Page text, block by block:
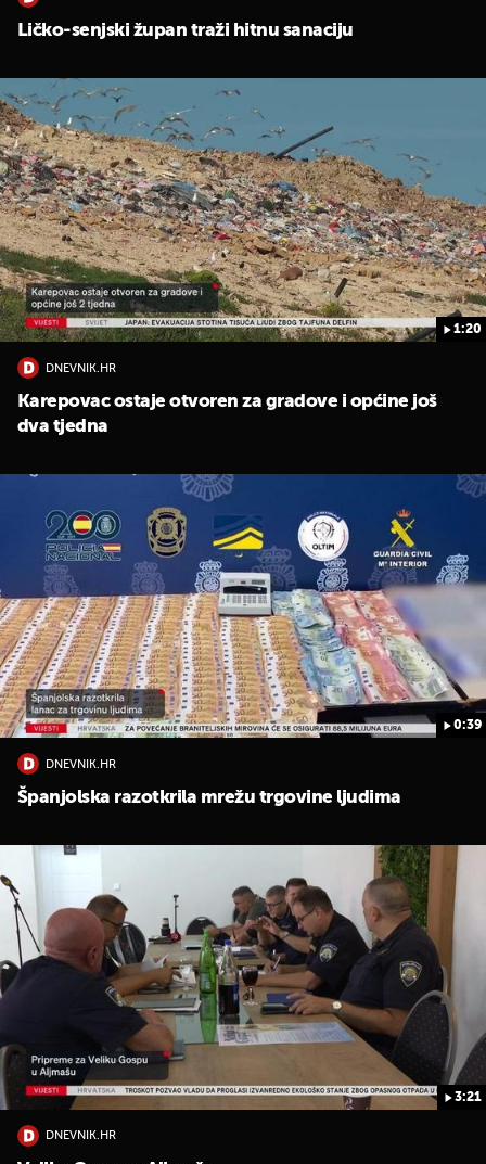
Ličko-senjski župan traži hitnu sanaciju
1:20
DNEVNIK.HR
Karepovac ostaje otvoren za gradove i općine još
dva tjedna
0:39
DNEVNIK.HR
Španjolska razotkrila mrežu trgovine ljudima
3:21
DNEVNIK.HR
UKLJUČITE NOTIFIKACIJE